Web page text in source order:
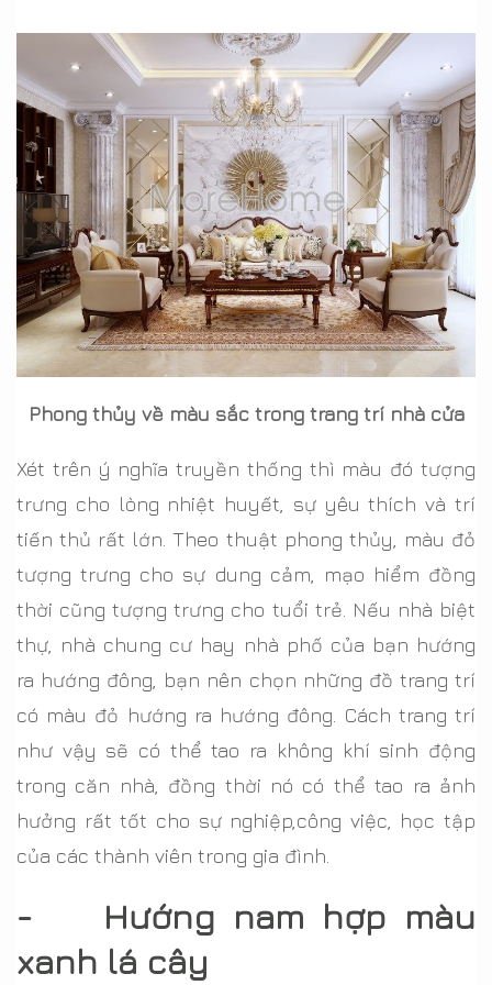
Phong thủy về màu sắc trong trang trí nhà cửa
Xét trên ý nghĩa truyền thống thì màu đó tượng
trưng cho lòng nhiệt huyết, sự yêu thích và trí
tiến thủ rất lớn. Theo thuật phong thủy, màu đỏ
tượng trưng cho sự dung cảm, mạo hiểm đồng
thời cũng tượng trưng cho tuổi trẻ. Nếu nhà biệt
thự, nhà chung cư hay nhà phố của bạn hướng
ra hướng đông, bạn nên chọn những đồ trang trí
có màu đỏ hướng ra hướng đông. Cách trang trí
như vậy sẽ có thể tao ra không khí sinh động
trong căn nhà, đồng thời nó có thể tao ra ảnh
hưởng rất tốt cho sự nghiệp,công việc, học tập
của các thành viên trong gia đình.
- Hướng nam hợp màu
xanh lá cây